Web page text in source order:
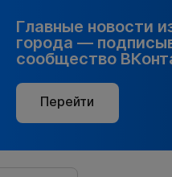
Главные новости
города —
сообщество
Перейти